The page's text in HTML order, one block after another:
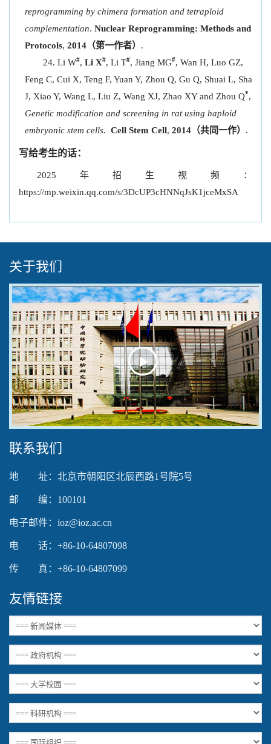
reprogramming by chimera formation and tetraploid
complementation. Nuclear Reprogramming: Methods and
Protocols, 2014（第一作者） .
Li W#, Li X#, Li T#, Jiang MG#, Wan H, Luo GZ,
Feng C, Cui X, Teng F, Yuan Y, Zhou Q, Gu Q, Shuai L, Sha
J, Xiao Y, Wang L, Liu Z, Wang XJ, Zhao XY and Zhou Q*,
Genetic modification and screening in rat using haploid
embryonic stem cells. Cell Stem Cell, 2014（共同一作） .
写给考生的话：
2025年招生视频：
https://mp.weixin.qq.com/s/3DcUP3cHNNqJsK1jceMxSA
关于我们
Play
Video
联系我们
地 址：北京市朝阳区北辰西路1号院5号
邮 编：100101
电子邮件：ioz@ioz.ac.cn
电 话：+86-10-64807098
传 真：+86-10-64807099
友情链接